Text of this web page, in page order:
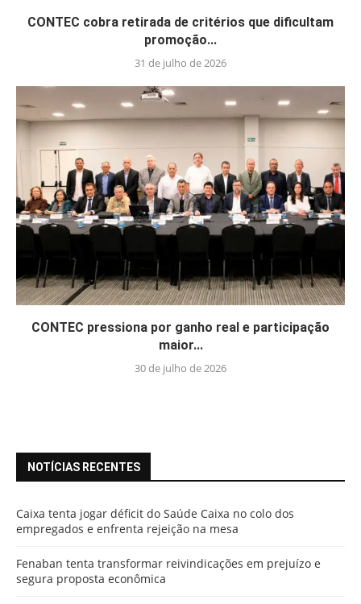
CONTEC cobra retirada de critérios que dificultam
promoção...
31 de julho de 2026
CONTEC pressiona por ganho real e participação
maior...
30 de julho de 2026
NOTÍCIAS RECENTES
Caixa tenta jogar déficit do Saúde Caixa no colo dos
empregados e enfrenta rejeição na mesa
Fenaban tenta transformar reivindicações em prejuízo e
segura proposta econômica